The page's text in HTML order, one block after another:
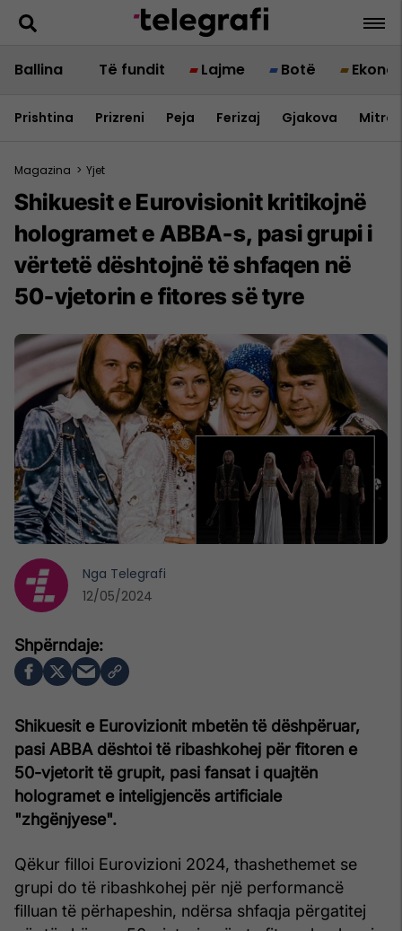
Ballina Të fundit Lajme Botë
Prishtina Prizreni Peja Ferizaj Gjakova
Magazina > Yjet
Shikuesit e Eurovisionit kritikojnë
hologramet e ABBA-s, pasi grupi i
vërtetë dështojnë të shfaqen në
50-vjetorin e fitores së tyre
Shikuesit e Eurovizionit mbetën të dëshpëruar,
pasi ABBA dështoi të ribashkohej për fitoren e
50-vjetorit të grupit, pasi fansat i quajtën
hologramet e inteligjencës artificiale
"zhgënjyese".
Qëkur filloi Eurovizioni 2024, thashethemet se
grupi do të ribashkohej për një performancë
filluan të përhapeshin, ndërsa shfaqja përgatitej
Nga Telegrafi
12/05/2024